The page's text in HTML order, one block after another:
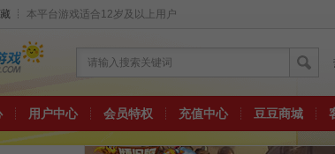
本平台游戏适合12岁及以上用户
请输入搜索关键词
用户中心 会员特权 充值中心 豆豆商城